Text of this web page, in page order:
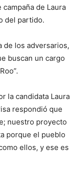
de Laura
del partido.
de los adversarios,
buscan un cargo
la candidata Laura
respondió que
nuestro proyecto
porque el pueblo
ellos, y ese es